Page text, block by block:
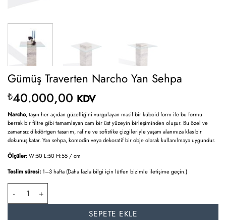
Gümüş Traverten Narcho Yan Sehpa
₺40.000,00 KDV
Narcho, taşın her açıdan güzelliğini vurgulayan masif bir küboid form ile bu formu
berrak bir filtre gibi tamamlayan cam bir üst yüzeyin birleşiminden oluşur. Bu özel ve
zamansız dikdörtgen tasarım, rafine ve sofistike çizgileriyle yaşam alanınıza klas bir
dokunuş katar. Yan sehpa, komodin veya dekoratif bir obje olarak kullanılmaya uygundur.
Ölçüler:W:50 L:50 H:55 / cm
Teslim süresi:1–3 hafta (Daha fazla bilgi için lütfen bizimle iletişime geçin.)
Gümüş Traverten Narcho Yan Sehpa adet
SEPETE EKLE